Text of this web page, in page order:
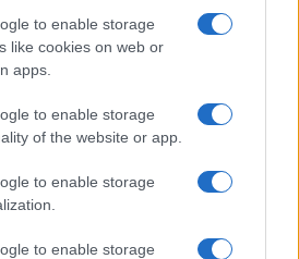
to enable storage
like cookies on web or
apps.
to enable storage
of the website or app.
to enable storage
to enable storage
δολάρια στην KG Mobility